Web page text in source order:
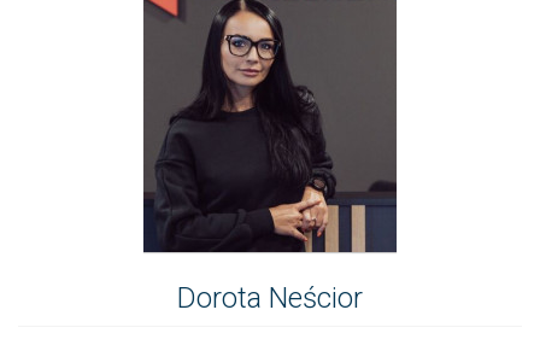
Dorota Neścior